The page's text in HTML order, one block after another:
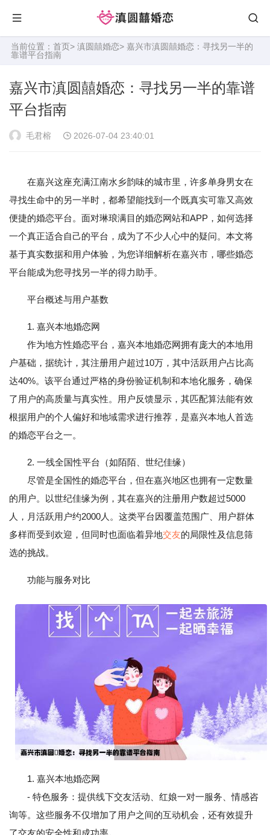
当前位置： 首页> 滇圆囍婚恋> 嘉兴市滇圆囍婚恋：寻找另一半的
靠谱平台指南
嘉兴市滇圆囍婚恋：寻找另一半的靠谱
平台指南
毛君榕 2026-07-04 23:40:01
在嘉兴这座充满江南水乡韵味的城市里，许多单身男女在
寻找生命中的另一半时，都希望能找到一个既真实可靠又高效
便捷的婚恋平台。面对琳琅满目的婚恋网站和APP，如何选择
一个真正适合自己的平台，成为了不少人心中的疑问。本文将
基于真实数据和用户体验，为您详细解析在嘉兴市，哪些婚恋
平台能成为您寻找另一半的得力助手。
平台概述与用户基数
1. 嘉兴本地婚恋网
作为地方性婚恋平台，嘉兴本地婚恋网拥有庞大的本地用
户基础，据统计，其注册用户超过10万，其中活跃用户占比高
达40%。该平台通过严格的身份验证机制和本地化服务，确保
了用户的高质量与真实性。用户反馈显示，其匹配算法能有效
根据用户的个人偏好和地域需求进行推荐，是嘉兴本地人首选
的婚恋平台之一。
2. 一线全国性平台（如陌陌、世纪佳缘）
尽管是全国性的婚恋平台，但在嘉兴地区也拥有一定数量
的用户。以世纪佳缘为例，其在嘉兴的注册用户数超过5000
人，月活跃用户约2000人。这类平台因覆盖范围广、用户群体
多样而受到欢迎，但同时也面临着异地交友的局限性及信息筛
选的挑战。
功能与服务对比
1. 嘉兴本地婚恋网
- 特色服务：提供线下交友活动、红娘一对一服务、情感咨
询等。这些服务不仅增加了用户之间的互动机会，还有效提升
了交友的安全性和成功率。